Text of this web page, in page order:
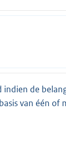
de
van één of